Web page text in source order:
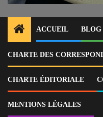
ACCUEIL BLOG
CHARTE DES
CHARTE ÉDITORIALE
MENTIONS LÉGALES
Home
Actu
Haïti : deux plaintes bientôt
d’organes, et contre Hans